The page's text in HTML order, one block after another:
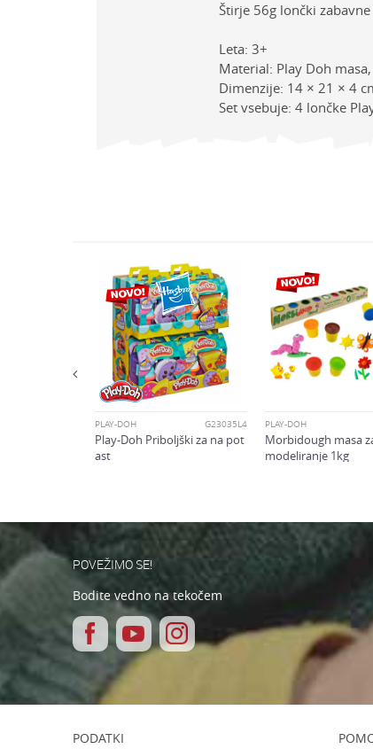
Štirje 56g lončki
Leta: 3+
Material: Play Doh
Dimenzije: 14 × 21 × 4
Set vsebuje: 4 lončke
Varnostno
PLAY-DOH G23035L4
Play-Doh Priboljški za na pot
ast
PLAY-DOH
Morbidough masa
modeliranje 1kg
POVEŽIMO SE!
Bodite vedno na tekočem
PODATKI